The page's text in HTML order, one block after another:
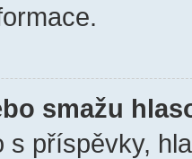
smažu
s příspěvky,